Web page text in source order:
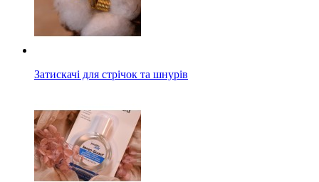
Затискачі для стрічок та шнурів